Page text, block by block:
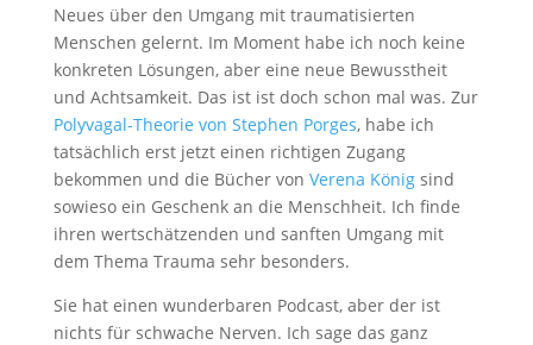
Neues über den Umgang mit traumatisierten
Menschen gelernt. Im Moment habe ich noch keine
konkreten Lösungen, aber eine neue Bewusstheit
und Achtsamkeit. Das ist ist doch schon mal was. Zur
Polyvagal-Theorie von Stephen Porges, habe ich
tatsächlich erst jetzt einen richtigen Zugang
bekommen und die Bücher von Verena Königsind
sowieso ein Geschenk an die Menschheit. Ich finde
ihren wertschätzenden und sanften Umgang mit
dem Thema Trauma sehr besonders.
Sie hat einen wunderbaren Podcast, aber der ist
nichts für schwache Nerven. Ich sage das ganz